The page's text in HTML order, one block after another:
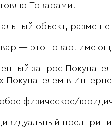
Товарами.
объект,
— это товар,
запрос
в
физическое/